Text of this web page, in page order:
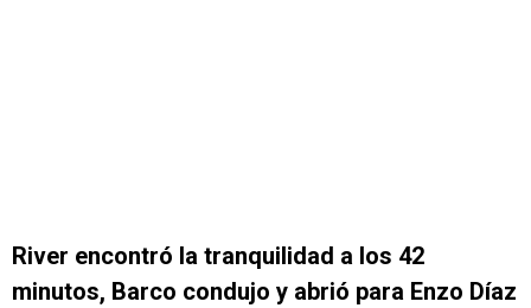
River encontró la tranquilidad a los 42
minutos, Barco condujo y abrió para Enzo Díaz